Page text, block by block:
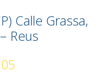
Calle Grassa,
Reus